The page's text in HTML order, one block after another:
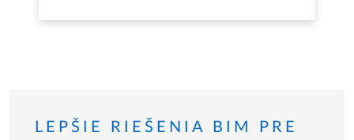
LEPŠIE RIEŠENIA BIM PRE